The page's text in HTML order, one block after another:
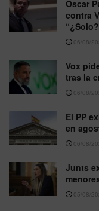
Óscar
contra
06/08/
Vox
tras la
06/08/
El PP
en
06/08/
Junts
05/08/